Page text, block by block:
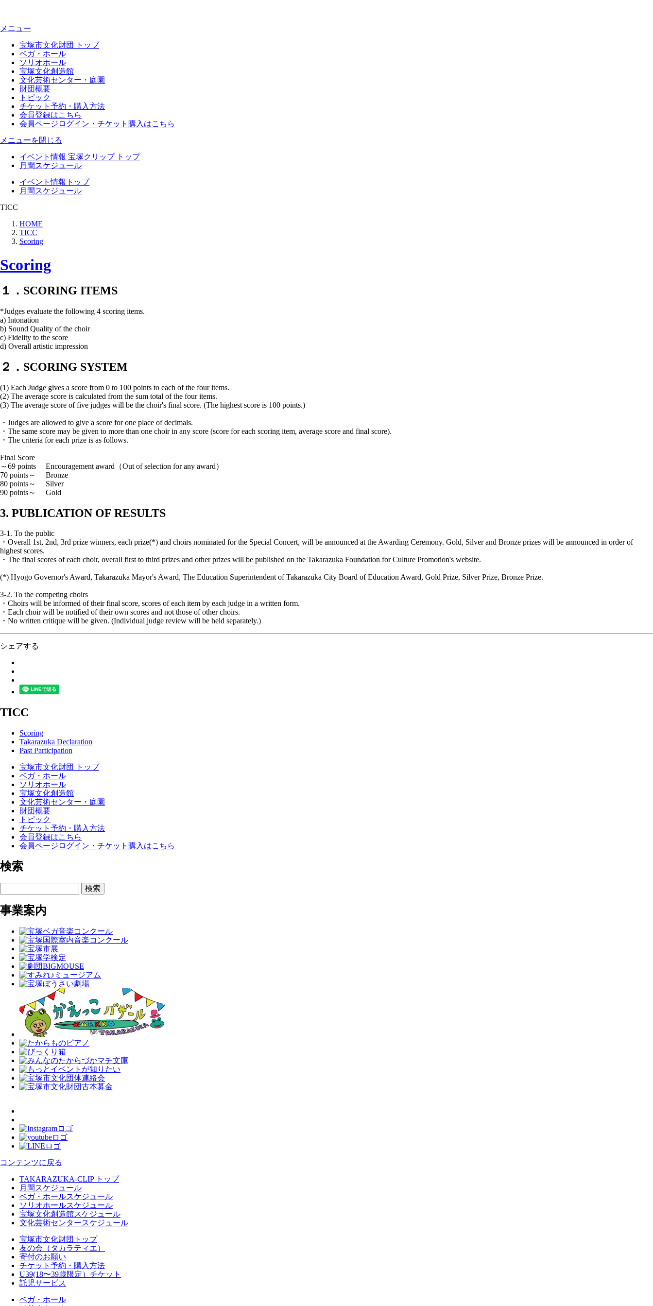
メニュー
宝塚市文化財団 トップ
ベガ・ホール
ソリオホール
宝塚文化創造館
文化芸術センター・庭園
財団概要
トピック
チケット予約・購入方法
会員登録はこちら
会員ページログイン・チケット購入はこちら
メニューを閉じる
イベント情報 宝塚クリップ トップ
月間スケジュール
イベント情報トップ
月間スケジュール
TICC
HOME
TICC
Scoring
Scoring
１．SCORING ITEMS
*Judges evaluate the following 4 scoring items.
a) Intonation
b) Sound Quality of the choir
c) Fidelity to the score
d) Overall artistic impression
２．SCORING SYSTEM
(1) Each Judge gives a score from 0 to 100 points to each of the four items.
(2) The average score is calculated from the sum total of the four items.
(3) The average score of five judges will be the choir's final score. (The highest score is 100 points.)
・Judges are allowed to give a score for one place of decimals.
・The same score may be given to more than one choir in any score (score for each scoring item, average score and final score).
・The criteria for each prize is as follows.
Final Score
～69 points Encouragement award（Out of selection for any award）
70 points～ Bronze
80 points～ Silver
90 points～ Gold
3. PUBLICATION OF RESULTS
3-1. To the public
・Overall 1st, 2nd, 3rd prize winners, each prize(*) and choirs nominated for the Special Concert, will be announced at the Awarding Ceremony. Gold, Silver and Bronze prizes will be announced in order of
highest scores.
・The final scores of each choir, overall first to third prizes and other prizes will be published on the Takarazuka Foundation for Culture Promotion's website.
(*) Hyogo Governor's Award, Takarazuka Mayor's Award, The Education Superintendent of Takarazuka City Board of Education Award, Gold Prize, Silver Prize, Bronze Prize.
3-2. To the competing choirs
・Choirs will be informed of their final score, scores of each item by each judge in a written form.
・Each choir will be notified of their own scores and not those of other choirs.
・No written critique will be given. (Individual judge review will be held separately.)
シェアする
TICC
Scoring
Takarazuka Declaration
Past Participation
宝塚市文化財団 トップ
ベガ・ホール
ソリオホール
宝塚文化創造館
文化芸術センター・庭園
財団概要
トピック
チケット予約・購入方法
会員登録はこちら
会員ページログイン・チケット購入はこちら
検索
検索
事業案内
コンテンツに戻る
TAKARAZUKA-CLIP トップ
月間スケジュール
ベガ・ホールスケジュール
ソリオホールスケジュール
宝塚文化創造館スケジュール
文化芸術センタースケジュール
宝塚市文化財団トップ
友の会（タカラティエ）
寄付のお願い
チケット予約・購入方法
U39(18〜39歳限定）チケット
託児サービス
ベガ・ホール